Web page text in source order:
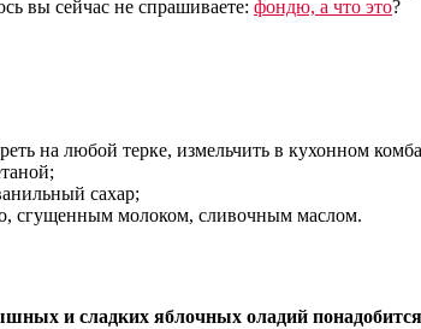
вы сейчас не спрашиваете: фондю, а что это?
на любой терке, измельчить в кухонном
сахар;
сгущенным молоком, сливочным маслом.
и сладких яблочных оладий